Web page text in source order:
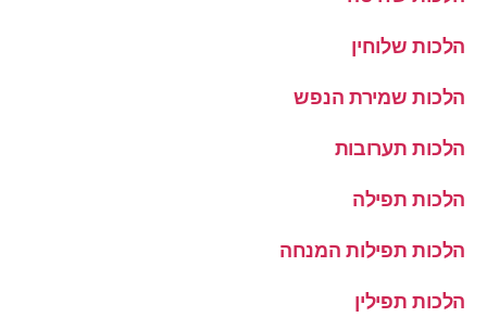
הלכות שלוחין
הלכות שמירת הנפש
הלכות תערובות
הלכות תפילה
הלכות תפילות המנחה
הלכות תפילין